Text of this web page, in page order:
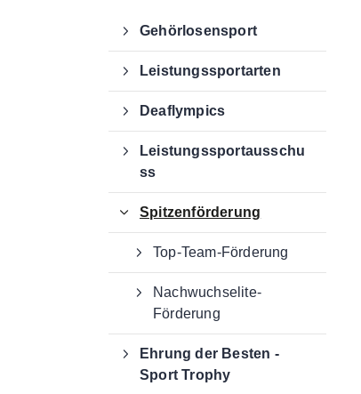
Gehörlosensport
Leistungssportarten
Deaflympics
Leistungssportausschu
ss
Spitzenförderung
Top-Team-Förderung
Nachwuchselite-
Förderung
Ehrung der Besten -
Sport Trophy
Von-Hünefeld-Straße 12
50829 Köln
0221 650 867 20
office@dg-sv.de